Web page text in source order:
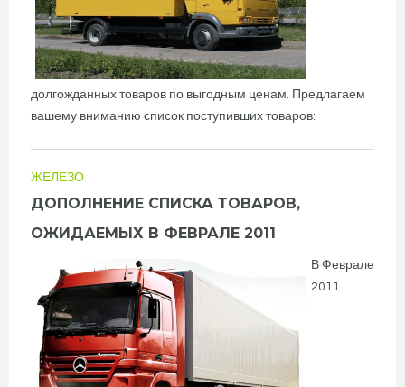
долгожданных товаров по выгодным ценам. Предлагаем
вашему вниманию список поступивших товаров:
ЖЕЛЕЗО
ДОПОЛНЕНИЕ СПИСКА ТОВАРОВ,
ОЖИДАЕМЫХ В ФЕВРАЛЕ 2011
В Феврале
2011